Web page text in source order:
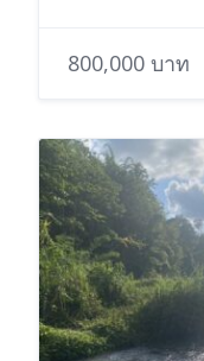
800,000 บาท